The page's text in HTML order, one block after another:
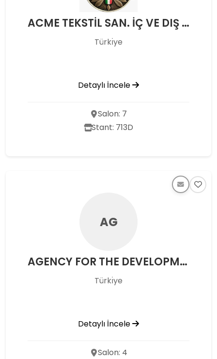
ACME TEKSTİL SAN. İÇ VE DIŞ TİC. A.Ş.
Türkı̇ye
Detaylı İncele
Salon: 7
Stant: 713D
AG
AGENCY FOR THE DEVELOPMENT OF LIGHT INDUSTRY UNDER THE CABINET OF MINISTERS OF THE REPUBLIC OF UZBEKISTAN
Türkı̇ye
Detaylı İncele
Salon: 4